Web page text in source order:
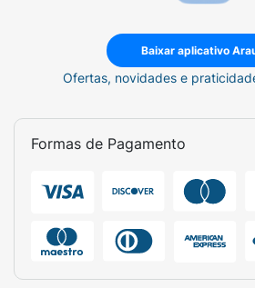
Baixar aplicativo
Ofertas, novidades e
Formas de Pagamento